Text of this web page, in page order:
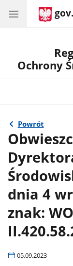
Ochrony
Powrót
dnia 4
znak:
05.09.2023